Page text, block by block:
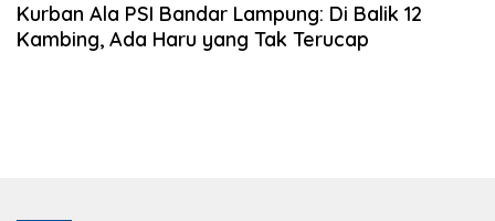
Kurban Ala PSI Bandar Lampung: Di Balik 12
Kambing, Ada Haru yang Tak Terucap